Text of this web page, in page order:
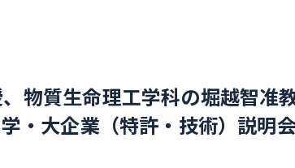
物質生命理工学科の堀越智准
・大企業（特許・技術）説明